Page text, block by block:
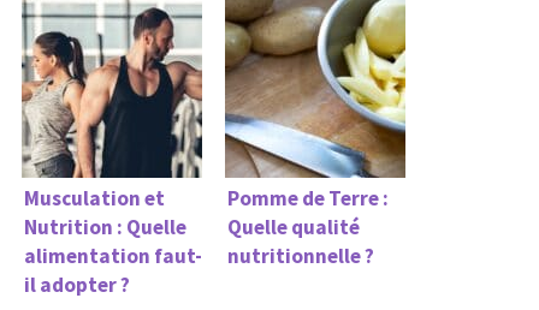
Musculation et
Nutrition : Quelle
alimentation faut-
il adopter ?
Pomme de Terre :
Quelle qualité
nutritionnelle ?